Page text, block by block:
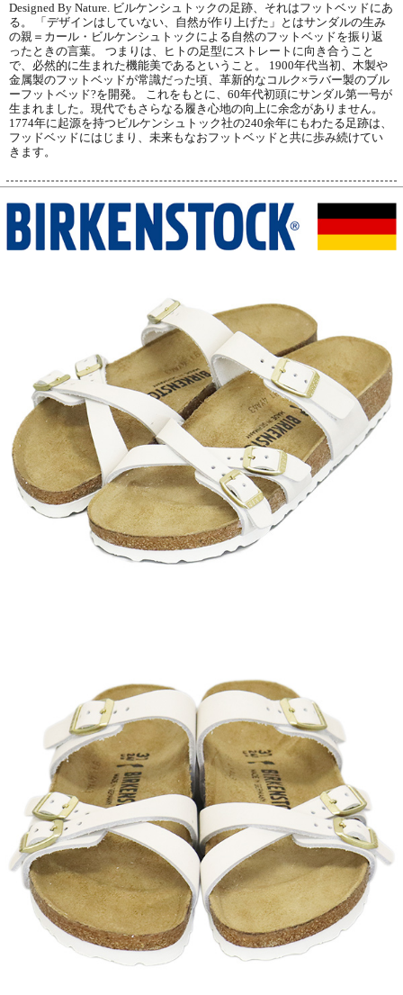
Designed By Nature. ビルケンシュトックの足跡、それはフットベッドにあ
る。 「デザインはしていない、自然が作り上げた」とはサンダルの生み
の親＝カール・ビルケンシュトックによる自然のフットベッドを振り返
ったときの言葉。 つまりは、ヒトの足型にストレートに向き合うこと
で、必然的に生まれた機能美であるということ。 1900年代当初、木製や
金属製のフットベッドが常識だった頃、革新的なコルク×ラバー製のブル
ーフットベッド?を開発。 これをもとに、60年代初頭にサンダル第一号が
生まれました。現代でもさらなる履き心地の向上に余念がありません。
1774年に起源を持つビルケンシュトック社の240余年にもわたる足跡は、
フッドベッドにはじまり、未来もなおフットベッドと共に歩み続けてい
きます。